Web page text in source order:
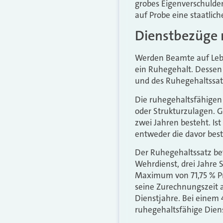
grobes
auf Probe eine
Werden Beamte auf
ein Ruhegehalt.
und des
Die
oder Strukturzulagen.
zwei Jahren besteht.
entweder die davor
Der Ruhegehaltssatz
Wehrdienst, drei Jahre
Maximum von 71,75 %
seine Zurechnungszeit
Dienstjahre. Bei einem
ruhegehaltsfähige